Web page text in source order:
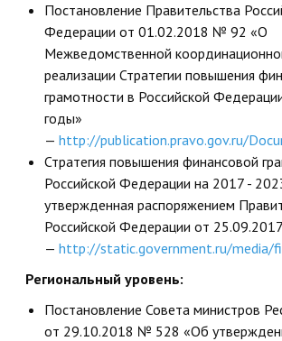
Постановление Правительства
Федерации от 01.02.2018 № 92 «О
Межведомственной
реализации Стратегии повышения
грамотности в Российской
годы»
— http://publication.pravo.gov.ru/
Стратегия повышения финансовой
Российской Федерации на 2017 -
утвержденная распоряжением
Российской Федерации от
— http://static.government.ru/media/
Региональный уровень:
Постановление Совета министров
от 29.10.2018 № 528 «Об